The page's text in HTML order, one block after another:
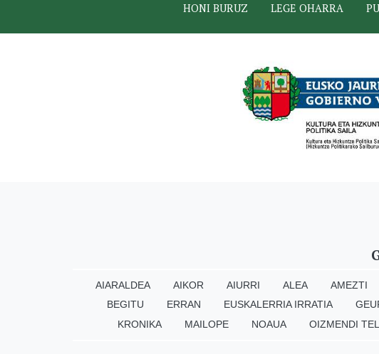
HONI BURUZ LEGE OHARRA
AIARALDEA AIKOR AIURRI ALEA AMEZTI
BEGITU
ERRAN EUSKALERRIA IRRATIA
KRONIKA
MAILOPE NOAUA OIZMENDI